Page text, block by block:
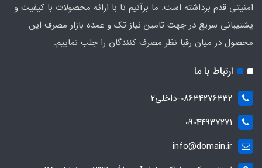
امنیتی قدم برداشته است. ما برآنیم تا با ارائه محصولات با کیفیت و
پشتیبانی سریع در جهت تامین نیاز تک و عمده بازار مصرف این
محصول در میان رقبا نظر مصرف کنندگان را جلب نماییم.
ارتباط با ما
08634276332-داخلی2
09044937271
info@domain.ir